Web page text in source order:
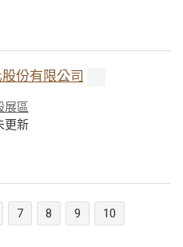
份有限公司
展區
更新
7 8 9
10